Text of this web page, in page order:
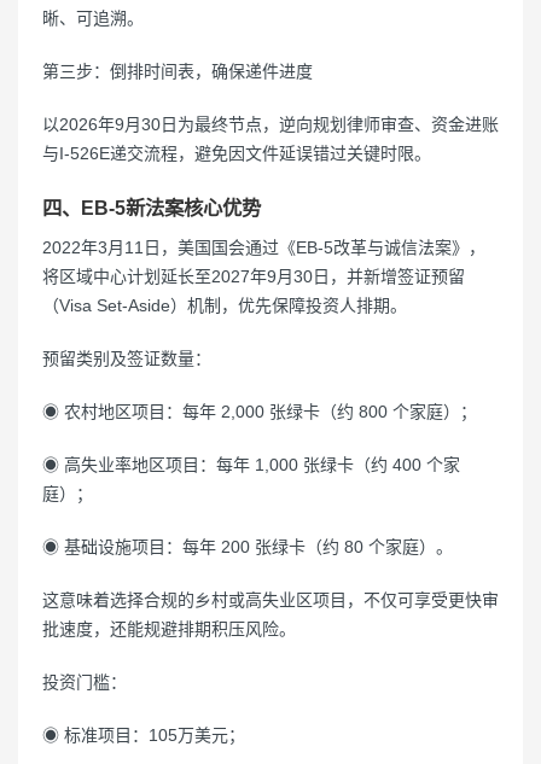
晰、可追溯。
第三步：倒排时间表，确保递件进度
以2026年9月30日为最终节点，逆向规划律师审查、资金进账
与I-526E递交流程，避免因文件延误错过关键时限。
四、EB-5新法案核心优势
2022年3月11日，美国国会通过《EB-5改革与诚信法案》，
将区域中心计划延长至2027年9月30日，并新增签证预留
（Visa Set-Aside）机制，优先保障投资人排期。
预留类别及签证数量：
◉ 农村地区项目：每年 2,000 张绿卡（约 800 个家庭）；
◉ 高失业率地区项目：每年 1,000 张绿卡（约 400 个家
庭）；
◉ 基础设施项目：每年 200 张绿卡（约 80 个家庭）。
这意味着选择合规的乡村或高失业区项目，不仅可享受更快审
批速度，还能规避排期积压风险。
投资门槛：
◉ 标准项目：105万美元；